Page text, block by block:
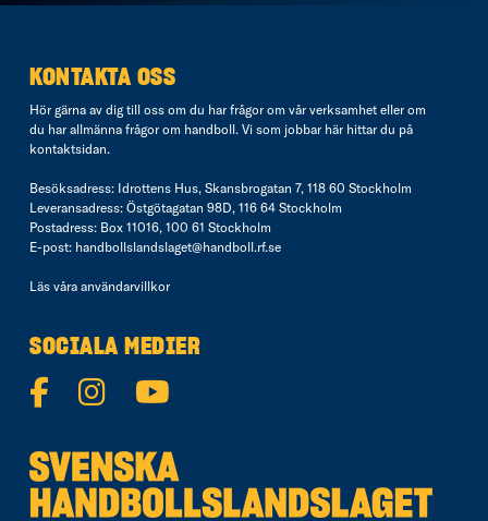
KONTAKTA OSS
Hör gärna av dig till oss om du har frågor om vår verksamhet eller om
du har allmänna frågor om handboll. Vi som jobbar här hittar du på
kontaktsidan.
Besöksadress: Idrottens Hus, Skansbrogatan 7, 118 60 Stockholm
Leveransadress: Östgötagatan 98D, 116 64 Stockholm
Postadress: Box 11016, 100 61 Stockholm
E-post: handbollslandslaget@handboll.rf.se
Läs våra användarvillkor
SOCIALA MEDIER